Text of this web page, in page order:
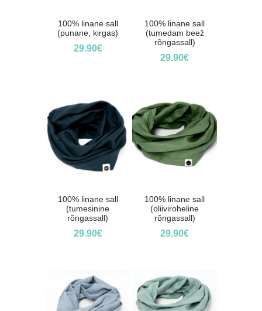
100% linane sall
(punane, kirgas)
29.90€
100% linane sall
(tumedam beež
rõngassall)
29.90€
100% linane sall
(tumesinine
rõngassall)
29.90€
100% linane sall
(oliiviroheline
rõngassall)
29.90€